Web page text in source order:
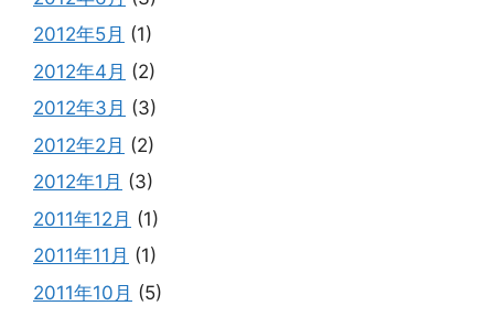
2012年5月 (1)
2012年4月 (2)
2012年3月 (3)
2012年2月 (2)
2012年1月 (3)
2011年12月 (1)
2011年11月 (1)
2011年10月 (5)